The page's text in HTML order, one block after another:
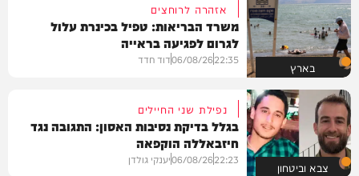
בארץ
אזהרה לרוחצים
משרד הבריאות: טפיל בכינרת עלול
לגרום לפגיעה בראייה
22:35
06/08/26דוד חדד
צבא וביטחון
נפילת שני החיילים
בגלל בדיקת נסיבות האסון: התגובה נגד
חיזבאללה הוקפאה
22:23
06/08/26יענקי גולדן